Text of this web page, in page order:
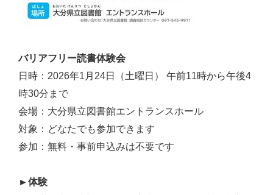
バリアフリー読書体験会
日時：2026年1月24日（土曜日） 午前11時から午後4
時30分まで
会場：大分県立図書館エントランスホール
対象：どなたでも参加できます
参加：無料・事前申込みは不要です
►体験